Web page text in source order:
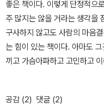
고 비밀을 나누며 단짝을 만드
역으로 들어가는 것도 어색하
불편했다.쿨하다고 스스로 믿
않겠다는 비겁함이고 나를 지
언제나 감정의 기복없이 이성
는 사람이기도 했다. 누구랑
은 사람이었을 것이다.계속 내
싶을 때, 아니 한번씩 멈추어
힘들 때 그녀의 '그저 좋은 사
칭, 어머니의 가슴에기대어울
그녀는 정확히 이해하고 있다.
로 기대어 나의 생존을 의탁하
유가 되었던 그 찰나의 어머니
서 때로는 연인 관계에서 찾으
설의 원제인 <길들지 않은 땅>
관계를 담았다. 갑작스런 엄마
와의관계를 염려한다.남편의
했지만, 아버지와함께 살고싶
하지 않았던 자신을 알기에 딸
다니러 온 아버지와 함께 한
버지는 엄마처럼 그저 좋은 사
좋은 책이다. 이렇게 단정적으
주 많지는 않을 거라는 생각을
구사하지 않고도 사람의 마음
는 힘이 있는 책이다. 아마도
끼고 가슴아파하고 고민하고
한 입장이라기보다는 소수자
어려운 일일 것이다. 미국이라
공감 (2) 댓글 (2)